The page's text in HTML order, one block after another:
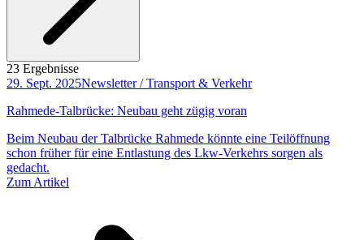
23 Ergebnisse
29. Sept. 2025Newsletter / Transport & Verkehr
Rahmede-Talbrücke: Neubau geht zügig voran
Beim Neubau der Talbrücke Rahmede könnte eine Teilöffnung
schon früher für eine Entlastung des Lkw-Verkehrs sorgen als
gedacht.
Zum Artikel